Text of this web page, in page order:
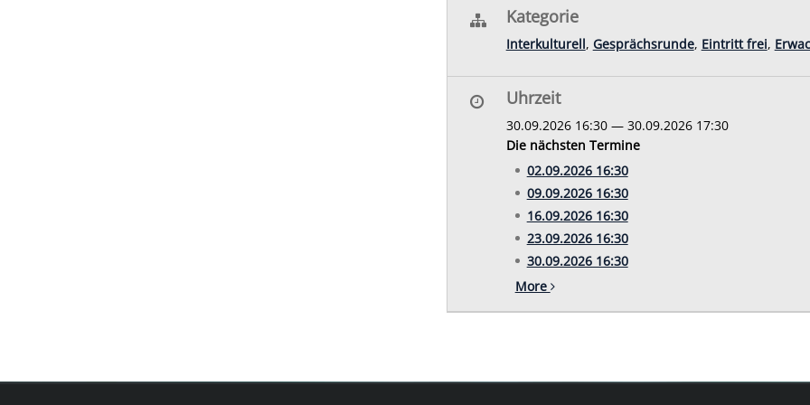
Kategorie
Interkulturell, Gesprächsrunde, Eintritt frei,
Uhrzeit
30.09.2026 16:30 — 30.09.2026 17:30
Die nächsten Termine
02.09.2026 16:30
09.09.2026 16:30
16.09.2026 16:30
23.09.2026 16:30
30.09.2026 16:30
More